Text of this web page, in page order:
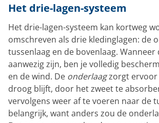
Het drie-lagen-systeem
Het drie-lagen-systeem kan kortweg
omschreven als drie kledinglagen: de
tussenlaag en de bovenlaag. Wanneer
aanwezig zijn, ben je volledig
en de wind. De onderlaagzorgt ervoor
droog blijft, door het zweet te
vervolgens weer af te voeren naar de
belangrijk, want anders zou de